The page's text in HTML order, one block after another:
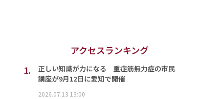
アクセスランキング
1.
正しい知識が力になる 重症筋無力症の市民
講座が9月12日に愛知で開催
2026.07.13 13:00